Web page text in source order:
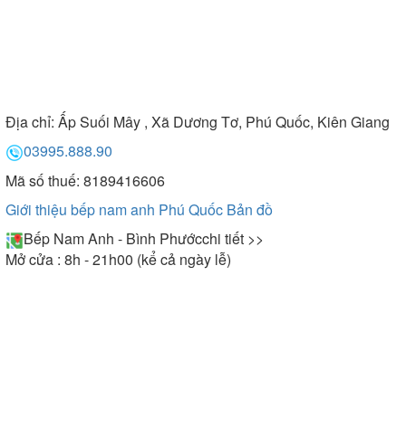
Địa chỉ: Ấp Suối Mây , Xã Dương Tơ, Phú Quốc, Kiên Giang
03995.888.90
Mã số thuế: 8189416606
Giới thiệu bếp nam anh Phú Quốc Bản đồ
Bếp Nam Anh - Bình Phướcchi tiết >>
Mở cửa : 8h - 21h00 (kể cả ngày lễ)